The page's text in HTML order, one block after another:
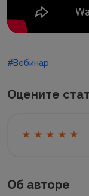
#Вебинар
Оцените
Об авторе